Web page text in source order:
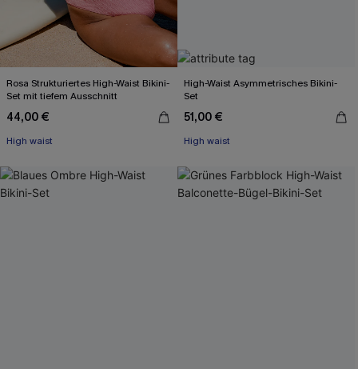
Rosa Strukturiertes High-Waist Bikini-
Set mit tiefem Ausschnitt
44,00 €
High waist
High-Waist Asymmetrisches Bikini-
Set
51,00 €
High waist